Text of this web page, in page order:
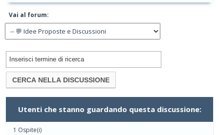
Vai al forum:
Utenti che stanno guardando questa discussione:
1 Ospite(i)